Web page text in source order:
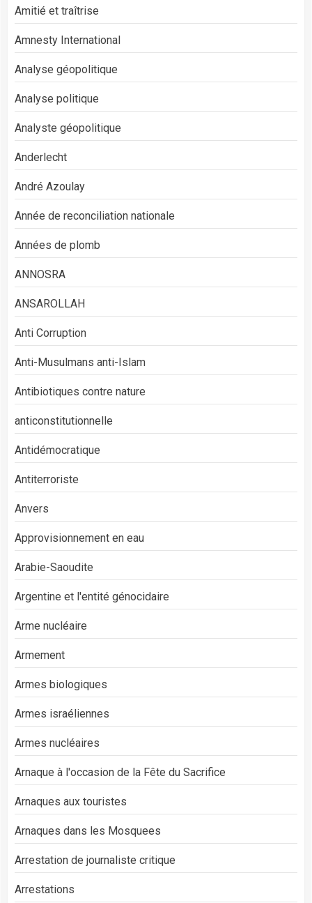
Amitié et traîtrise
Amnesty International
Analyse géopolitique
Analyse politique
Analyste géopolitique
Anderlecht
André Azoulay
Année de reconciliation nationale
Années de plomb
ANNOSRA
ANSAROLLAH
Anti Corruption
Anti-Musulmans anti-Islam
Antibiotiques contre nature
anticonstitutionnelle
Antidémocratique
Antiterroriste
Anvers
Approvisionnement en eau
Arabie-Saoudite
Argentine et l'entité génocidaire
Arme nucléaire
Armement
Armes biologiques
Armes israéliennes
Armes nucléaires
Arnaque à l'occasion de la Fête du Sacrifice
Arnaques aux touristes
Arnaques dans les Mosquees
Arrestation de journaliste critique
Arrestations